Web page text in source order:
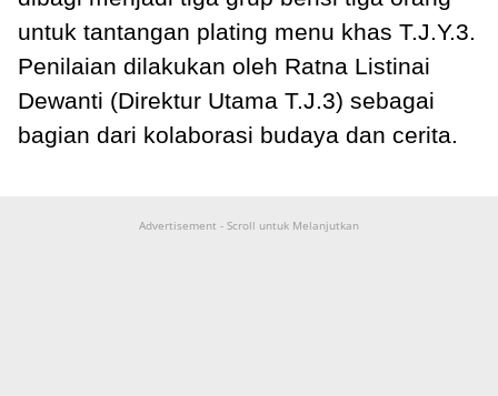
untuk tantangan plating menu khas T.J.Y.3.
Penilaian dilakukan oleh Ratna Listinai
Dewanti (Direktur Utama T.J.3) sebagai
bagian dari kolaborasi budaya dan cerita.
Advertisement - Scroll untuk Melanjutkan